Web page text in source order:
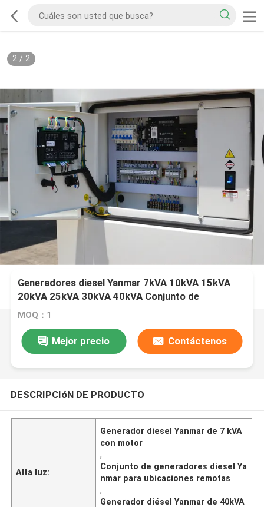
2/ 2
Generadores diesel Yanmar 7kVA 10kVA 15kVA
20kVA 25kVA 30kVA 40kVA Conjunto de
generadores diesel con motor para ubicación
MOQ：1
Mejor precio Contáctenos
DESCRIPCIóN DE PRODUCTO
Alta luz:
Generador diesel Yanmar de 7 kVA
con motor
,
Conjunto de generadores diesel Ya
nmar para ubicaciones remotas
,
Generador diésel Yanmar de 40kVA